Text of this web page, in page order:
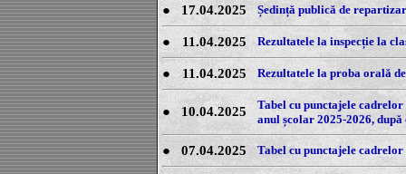
● 17.04.2025 Ședință publică de
● 11.04.2025 Rezultatele la inspecție la
● 11.04.2025 Rezultatele la proba orală
● 10.04.2025
Tabel cu punctajele
anul școlar 2025-2026, după
● 07.04.2025 Tabel cu punctajele